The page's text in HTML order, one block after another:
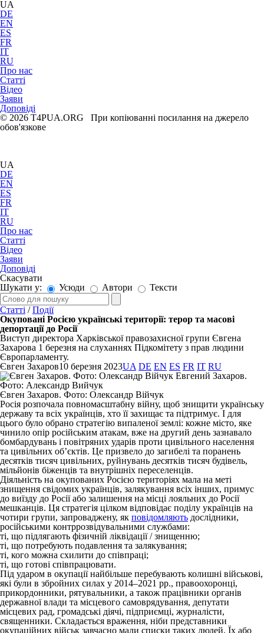
UA
DE
EN
ES
FR
IT
RU
Про нас
Статті
Відео
Заяви
Доповіді
© 2026 T4PUA.ORG При копіюванні посилання на джерело
обов'язкове
UA
DE
EN
ES
FR
IT
RU
Про нас
Статті
Відео
Заяви
Доповіді
Скасувати
Шукати у:
Усюди Автори Тексти
Статті /Події
Окуповані Росією українські території: терор та масові
депортації до Росії
Виступ директора Харківської правозахисної групи Євгена
Захарова 1 березня на слуханнях Підкомітету з прав людини
Європарламенту.
Євген Захаров10 березня 2023UA DE EN ES FR IT RU
Євген Захаров. Фото: Олександр Війчук
Росія розпочала повномасштабну війну, щоб знищити українську
державу та всіх українців, хто її захищає та підтримує. І для
цього було обрано стратегію випаленої землі: кожне місто, яке
чинило опір російським атакам, вже на другий день зазнавало
бомбардувань і повітряних ударів проти цивільного населення
та цивільних об’єктів. Це призвело до загибелі та поранень
десятків тисяч цивільних, руйнувань десятків тисяч будівель,
мільйонів біженців та внутрішніх переселенців.
Діяльність на окупованих Росією територіях мала на меті
знищення свідомих українців, залякування всіх інших, примус
до виїзду до Росії або залишення на місці лояльних до Росії
мешканців. Ця стратегія цілком відповідає поділу українців на
чотири групи, запроваджену, як повідомляють дослідники,
російськими контррозвідувальними службами:
ті, що підлягають фізичній ліквідації / знищенню;
ті, що потребують подавлення та залякування;
ті, кого можна схилити до співпраці;
ті, що готові співпрацювати.
Під ударом в окупації найбільше перебувають колишні військові,
які були в збройних силах у 2014–2021 рр., правоохоронці,
прикордонники, рятувальники, а також працівники органів
державної влади та місцевого самоврядування, депутати
місцевих рад, громадські діячі, підприємці, журналісти,
священники. Складається враження, ніби представники
окупаційних військ завчасно мали списки таких людей. Їх або